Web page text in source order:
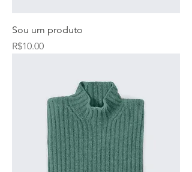
Sou um produto
Price
R$10.00